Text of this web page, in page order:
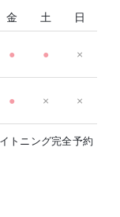
金 土 日
● ● ×
● × ×
トニング完全予約